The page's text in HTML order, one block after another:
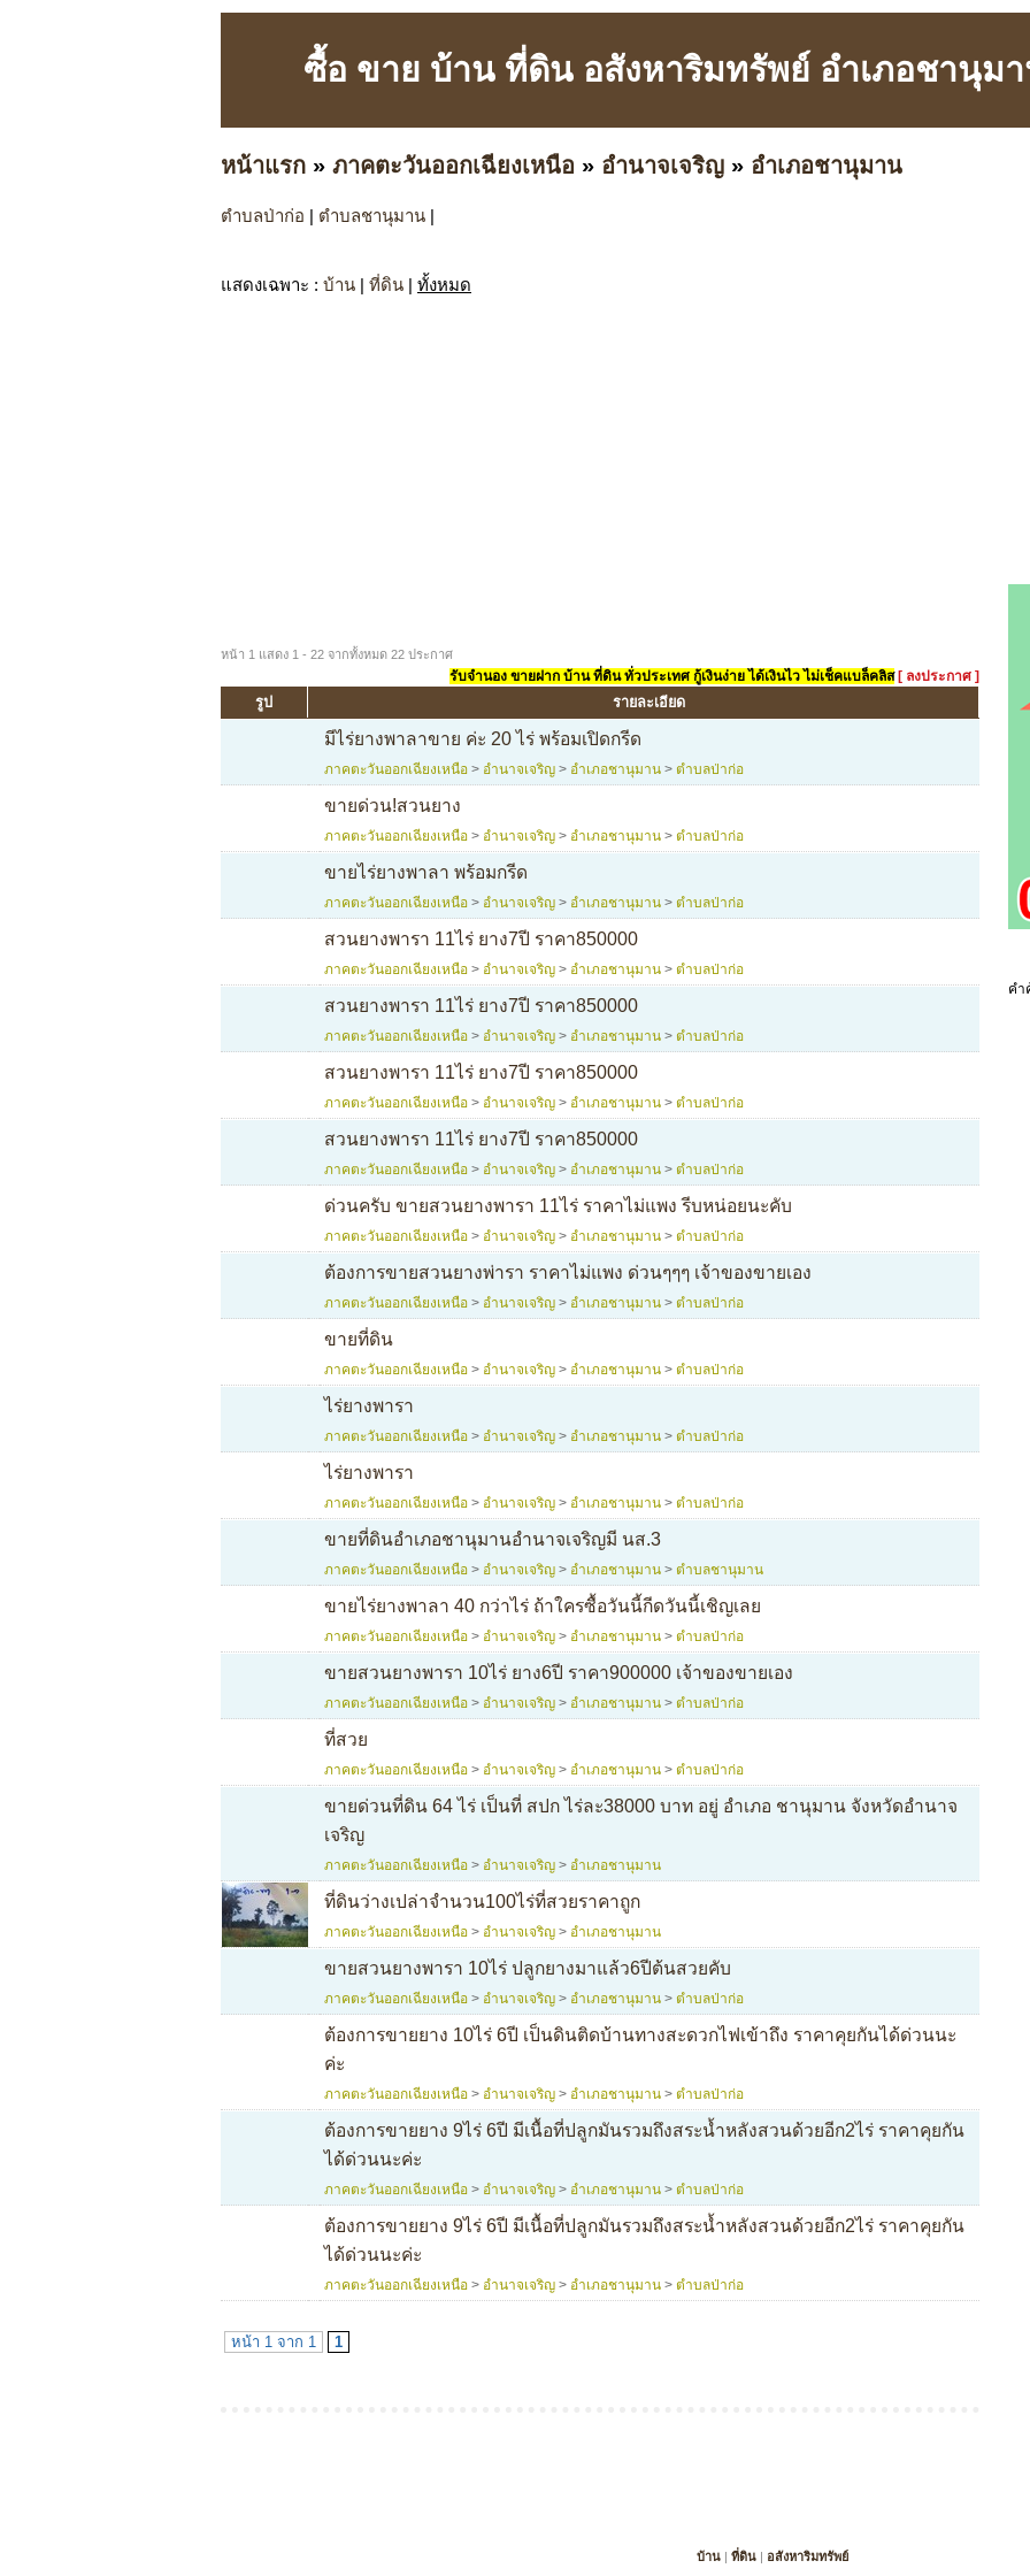
ซื้อ ขาย บ้าน ที่ดิน อสังหาริมทรัพย์ อำเภอชานุม
หน้าแรก » ภาคตะวันออกเฉียงเหนือ » อำนาจเจริญ » อำเภอชานุมาน
ตำบลป่าก่อ | ตำบลชานุมาน |
แสดงเฉพาะ : บ้าน | ที่ดิน | ทั้งหมด
หน้า 1 แสดง 1 - 22 จากทั้งหมด 22 ประกาศ
รับจำนอง ขายฝาก บ้าน ที่ดิน ทั่วประเทศ กู้เงินง่าย ได้เงินไว ไม่เช็คแบล็คลิส [ ลงประกาศ ]
รูป รายละเอียด
มีไร่ยางพาลาขาย ค่ะ 20 ไร่ พร้อมเปิดกรีด
ภาคตะวันออกเฉียงเหนือ > อำนาจเจริญ > อำเภอชานุมาน > ตำบลป่าก่อ
ขายด่วน!สวนยาง
ภาคตะวันออกเฉียงเหนือ > อำนาจเจริญ > อำเภอชานุมาน > ตำบลป่าก่อ
ขายไร่ยางพาลา พร้อมกรีด
ภาคตะวันออกเฉียงเหนือ > อำนาจเจริญ > อำเภอชานุมาน > ตำบลป่าก่อ
สวนยางพารา 11ไร่ ยาง7ปี ราคา850000
ภาคตะวันออกเฉียงเหนือ > อำนาจเจริญ > อำเภอชานุมาน > ตำบลป่าก่อ
สวนยางพารา 11ไร่ ยาง7ปี ราคา850000
ภาคตะวันออกเฉียงเหนือ > อำนาจเจริญ > อำเภอชานุมาน > ตำบลป่าก่อ
สวนยางพารา 11ไร่ ยาง7ปี ราคา850000
ภาคตะวันออกเฉียงเหนือ > อำนาจเจริญ > อำเภอชานุมาน > ตำบลป่าก่อ
สวนยางพารา 11ไร่ ยาง7ปี ราคา850000
ภาคตะวันออกเฉียงเหนือ > อำนาจเจริญ > อำเภอชานุมาน > ตำบลป่าก่อ
ด่วนครับ ขายสวนยางพารา 11ไร่ ราคาไม่แพง รีบหน่อยนะคับ
ภาคตะวันออกเฉียงเหนือ > อำนาจเจริญ > อำเภอชานุมาน > ตำบลป่าก่อ
ต้องการขายสวนยางพ่ารา ราคาไม่แพง ด่วนๆๆๆ เจ้าของขายเอง
ภาคตะวันออกเฉียงเหนือ > อำนาจเจริญ > อำเภอชานุมาน > ตำบลป่าก่อ
ขายที่ดิน
ภาคตะวันออกเฉียงเหนือ > อำนาจเจริญ > อำเภอชานุมาน > ตำบลป่าก่อ
ไร่ยางพารา
ภาคตะวันออกเฉียงเหนือ > อำนาจเจริญ > อำเภอชานุมาน > ตำบลป่าก่อ
ไร่ยางพารา
ภาคตะวันออกเฉียงเหนือ > อำนาจเจริญ > อำเภอชานุมาน > ตำบลป่าก่อ
ขายที่ดินอำเภอชานุมานอำนาจเจริญมี นส.3
ภาคตะวันออกเฉียงเหนือ > อำนาจเจริญ > อำเภอชานุมาน > ตำบลชานุมาน
ขายไร่ยางพาลา 40 กว่าไร่ ถ้าใครซื้อวันนี้กีดวันนี้เชิญเลย
ภาคตะวันออกเฉียงเหนือ > อำนาจเจริญ > อำเภอชานุมาน > ตำบลป่าก่อ
ขายสวนยางพารา 10ไร่ ยาง6ปี ราคา900000 เจ้าของขายเอง
ภาคตะวันออกเฉียงเหนือ > อำนาจเจริญ > อำเภอชานุมาน > ตำบลป่าก่อ
ที่สวย
ภาคตะวันออกเฉียงเหนือ > อำนาจเจริญ > อำเภอชานุมาน > ตำบลป่าก่อ
ขายด่วนที่ดิน 64 ไร่ เป็นที่ สปก ไร่ละ38000 บาท อยู่ อําเภอ ชานุมาน จังหวัดอํานาจ
เจริญ
ภาคตะวันออกเฉียงเหนือ > อำนาจเจริญ > อำเภอชานุมาน
ที่ดินว่างเปล่าจำนวน100ไร่ที่สวยราคาถูก
ภาคตะวันออกเฉียงเหนือ > อำนาจเจริญ > อำเภอชานุมาน
ขายสวนยางพารา 10ไร่ ปลูกยางมาแล้ว6ปีต้นสวยคับ
ภาคตะวันออกเฉียงเหนือ > อำนาจเจริญ > อำเภอชานุมาน > ตำบลป่าก่อ
ต้องการขายยาง 10ไร่ 6ปี เป็นดินติดบ้านทางสะดวกไฟเข้าถึง ราคาคุยกันได้ด่วนนะ
ค่ะ
ภาคตะวันออกเฉียงเหนือ > อำนาจเจริญ > อำเภอชานุมาน > ตำบลป่าก่อ
ต้องการขายยาง 9ไร่ 6ปี มีเนื้อที่ปลูกมันรวมถึงสระน้ำหลังสวนด้วยอีก2ไร่ ราคาคุยกัน
ได้ด่วนนะค่ะ
ภาคตะวันออกเฉียงเหนือ > อำนาจเจริญ > อำเภอชานุมาน > ตำบลป่าก่อ
ต้องการขายยาง 9ไร่ 6ปี มีเนื้อที่ปลูกมันรวมถึงสระน้ำหลังสวนด้วยอีก2ไร่ ราคาคุยกัน
ได้ด่วนนะค่ะ
ภาคตะวันออกเฉียงเหนือ > อำนาจเจริญ > อำเภอชานุมาน > ตำบลป่าก่อ
หน้า 1 จาก 1 1
คำ
บ้าน | ที่ดิน | อสังหาริมทรัพย์